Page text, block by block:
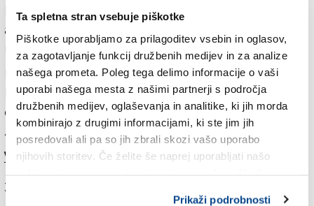
Ta spletna stran vsebuje piškotke
Piškotke uporabljamo za prilagoditev vsebin in oglasov,
za zagotavljanje funkcij družbenih medijev in za analize
našega prometa. Poleg tega delimo informacije o vaši
uporabi našega mesta z našimi partnerji s področja
družbenih medijev, oglaševanja in analitike, ki jih morda
kombinirajo z drugimi informacijami, ki ste jim jih
posredovali ali pa so jih zbrali skozi vašo uporabo
njihovih storitev. Če želite še naprej uporabljati našo
Prikaži podrobnosti
bolnišnici v Milanu in odpotoval na misijo v
afganistansko prestolnico Kabul. Pred slabim
mesecem je tudi sam odplul proti Gazi.
Reševalna ladja Life Support, na katero se je aprila
letos vkrcal tudi Primorski dnevnik, se je humanitarne
odprave udeležila, da bi ostalim jadrnicam nudila
zdravniško in logistično pomoč.
Več v današnjem (petkovem) Primorskem dnevniku
Za branje in pisanje komentarjev